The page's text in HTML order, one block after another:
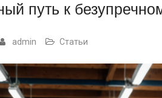
путь к
admin Статьи